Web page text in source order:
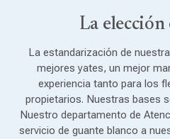
La elección
La estandarización de
mejores yates, un mejor
experiencia tanto para los
propietarios. Nuestras bases
Nuestro departamento de
servicio de guante blanco a